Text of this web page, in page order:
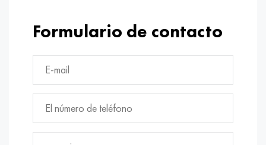
Formulario de contacto